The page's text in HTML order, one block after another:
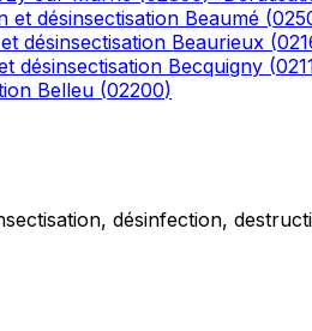
et désinsectisation Beaumé (
désinsectisation Beaurieux (
désinsectisation Becquigny (
Belleu (02200)
désinfection,